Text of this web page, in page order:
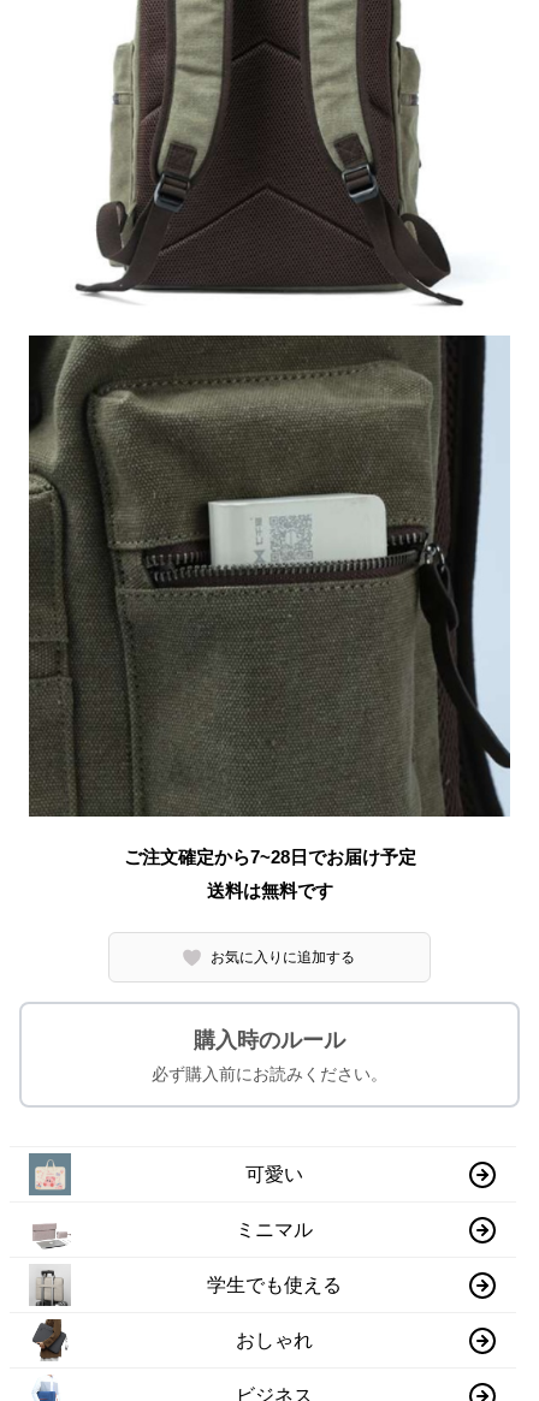
ご注文確定から7~28日でお届け予定
送料は無料です
お気に入りに追加する
購入時のルール
必ず購入前にお読みください。
可愛い
ミニマル
学生でも使える
おしゃれ
ビジネス